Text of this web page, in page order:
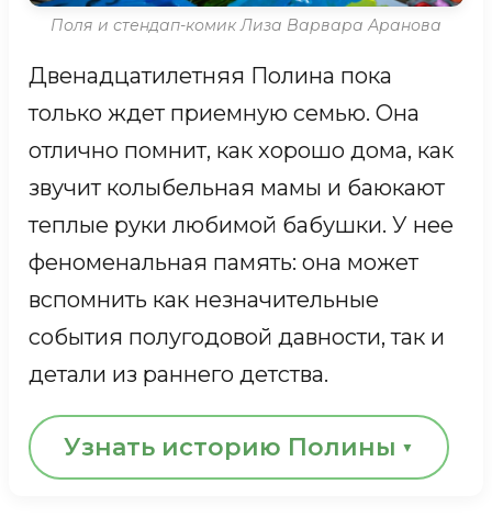
того, как впервые за 11 лет жизни ей
самостоятельные шаги, Лиля верит,
что сможет все: и пойти уверенно, и
однажды обрести любящую семью.
КАРТИНА ЛИЛИ И МИХАИЛА
Поля и стендап-комик Лиза Варвара Аранова
Двенадцатилетняя Полина пока
только ждет приемную семью. Она
отлично помнит, как хорошо дома, как
звучит колыбельная мамы и баюкают
теплые руки любимой бабушки. У нее
феноменальная память: она может
вспомнить как незначительные
события полугодовой давности, так и
детали из раннего детства.
Узнать историю Полины